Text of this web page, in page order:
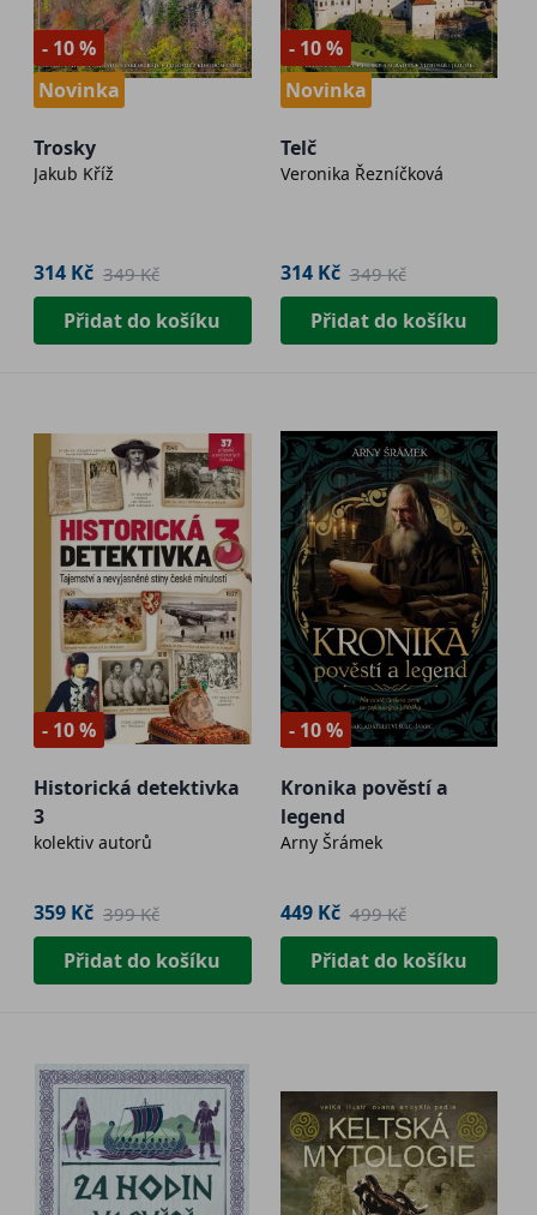
- 10 %
Novinka
Trosky
Jakub Kříž
314 Kč 349 Kč
Přidat do košíku
- 10 %
Novinka
Telč
Veronika Řezníčková
314 Kč 349 Kč
Přidat do košíku
- 10 %
Historická detektivka
3
kolektiv autorů
359 Kč 399 Kč
Přidat do košíku
- 10 %
Kronika pověstí a
legend
Arny Šrámek
449 Kč 499 Kč
Přidat do košíku